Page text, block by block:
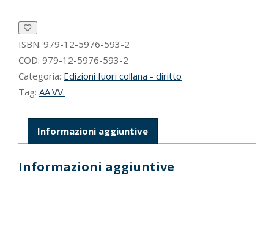
un
europeista
quantità
ISBN: 979-12-5976-593-2
COD: 979-12-5976-593-2
Categoria: Edizioni fuori collana - diritto
Tag: AA.VV.
Informazioni aggiuntive
Informazioni aggiuntive